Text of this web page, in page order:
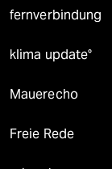
fernverbindung
klima update°
Mauerecho
Freie Rede